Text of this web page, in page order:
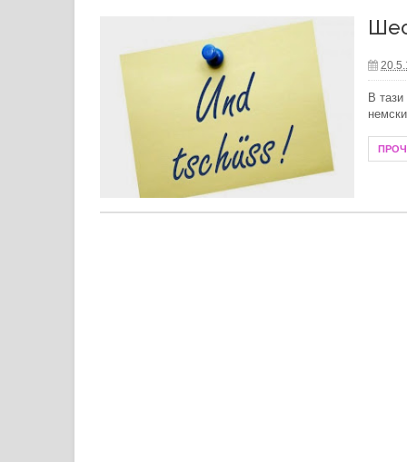
Основни грешки при косене на
Летни антиоксиданти за защита от
Как да почистим хладилника
Създаване на модерен душ кът в
В